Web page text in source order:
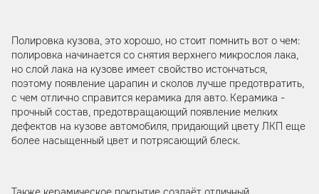
Полировка кузова, это хорошо, но стоит помнить вот о чем:
полировка начинается со снятия верхнего микрослоя лака,
но слой лака на кузове имеет свойство истончаться,
поэтому появление царапин и сколов лучше предотвратить,
с чем отлично справится керамика для авто. Керамика -
прочный состав, предотвращающий появление мелких
дефектов на кузове автомобиля, придающий цвету ЛКП еще
более насыщенный цвет и потрясающий блеск.